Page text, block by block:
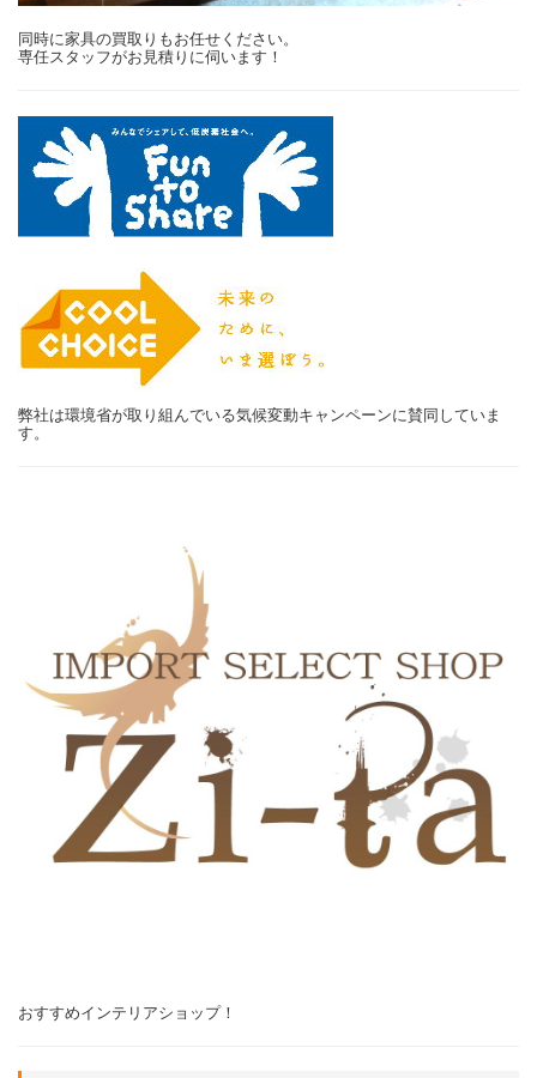
同時に家具の買取りもお任せください。
専任スタッフがお見積りに伺います！
弊社は環境省が取り組んでいる気候変動キャンペーンに賛同していま
す。
おすすめインテリアショップ！